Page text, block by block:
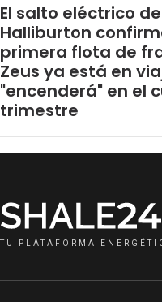
El salto eléctrico de
Halliburton
primera flota de
Zeus ya está en
"encenderá" en el
trimestre
TU PLATAFORMA